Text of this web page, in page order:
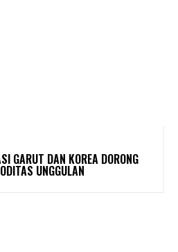
GARUT DAN KOREA DORONG
UNGGULAN